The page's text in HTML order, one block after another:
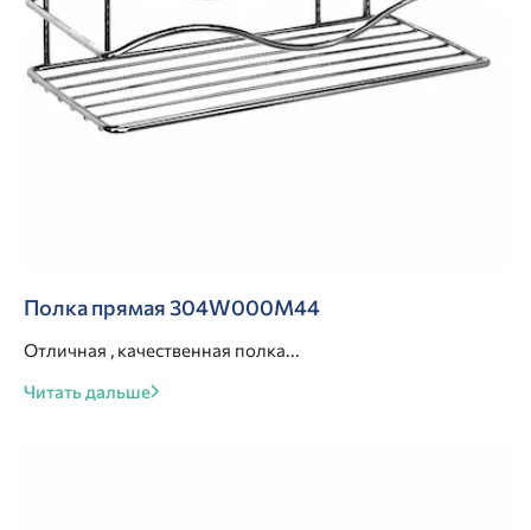
Полка прямая 304W000M44
Отличная , качественная полка...
Читать дальше